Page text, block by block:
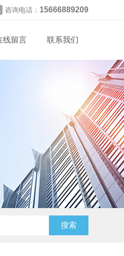
咨询电话： 15666889209
线留言 联系我们